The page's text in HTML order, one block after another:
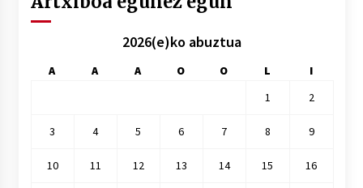
2026(e)ko abuztua
A A A O O L
I
1
2
3 4 5 6 7 8 9
10 11 12 13 14 15 16